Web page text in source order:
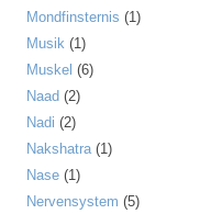
Mondfinsternis (1)
Musik (1)
Muskel (6)
Naad (2)
Nadi (2)
Nakshatra(1)
Nase (1)
Nervensystem (5)